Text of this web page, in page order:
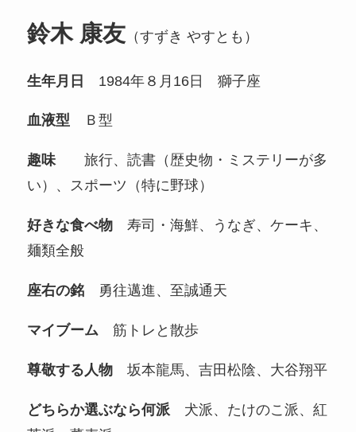
鈴木 康友 （すずき やすとも）
生年月日 1984年８月16日 獅子座
血液型 Ｂ型
趣味旅行、読書（歴史物・ミステリーが多
い）、スポーツ（特に野球）
好きな食べ物 寿司・海鮮、うなぎ、ケーキ、
麺類全般
座右の銘 勇往邁進、至誠通天
マイブーム 筋トレと散歩
尊敬する人物 坂本龍馬、吉田松陰、大谷翔平
どちらか選ぶなら何派 犬派、たけのこ派、紅